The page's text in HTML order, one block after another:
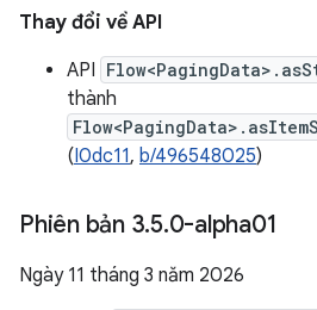
Thay đổi về API
API
thành
(I0dc11, b/496548025)
Phiên bản 3.5.0-alpha01
Ngày 11 tháng 3 năm 2026